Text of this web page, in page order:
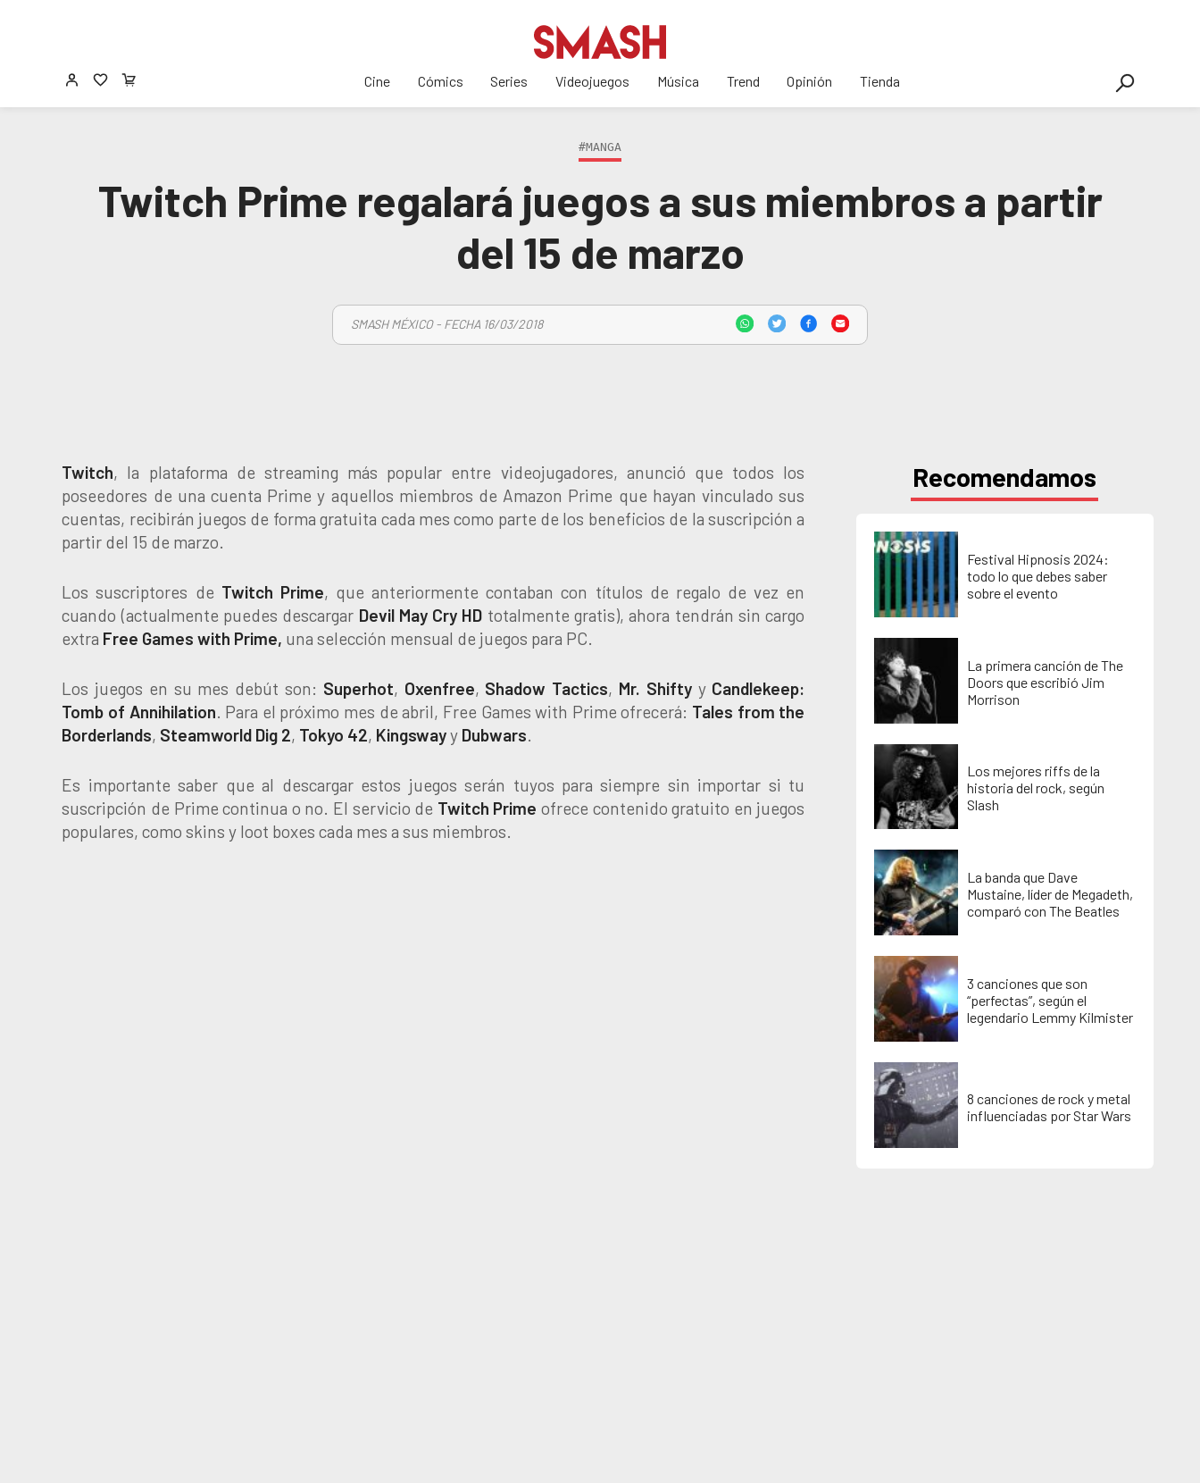
Cine Cómics Series Videojuegos Música Trend Opinión Tienda
#MANGA
Twitch Prime regalará juegos a sus miembros a partir
del 15 de marzo
SMASH MÉXICO - FECHA 16/03/2018
Twitch, la plataforma de streaming más popular entre videojugadores, anunció que todos los
poseedores de una cuenta Prime y aquellos miembros de Amazon Prime que hayan vinculado sus
cuentas, recibirán juegos de forma gratuita cada mes como parte de los beneficios de la suscripción a
partir del 15 de marzo.
Los suscriptores de Twitch Prime, que anteriormente contaban con títulos de regalo de vez en
cuando (actualmente puedes descargar Devil May Cry HD totalmente gratis), ahora tendrán sin cargo
extra Free Games with Prime, una selección mensual de juegos para PC.
Los juegos en su mes debút son: Superhot, Oxenfree, Shadow Tactics, Mr. Shiftyy Candlekeep:
Tomb of Annihilation. Para el próximo mes de abril, Free Games with Prime ofrecerá: Tales from the
Borderlands, Steamworld Dig 2, Tokyo 42, Kingswayy Dubwars.
Es importante saber que al descargar estos juegos serán tuyos para siempre sin importar si tu
suscripción de Prime continua o no. El servicio de Twitch Prime ofrece contenido gratuito en juegos
populares, como skins y loot boxes cada mes a sus miembros.
Recomendamos
Festival Hipnosis 2024:
todo lo que debes saber
sobre el evento
La primera canción de The
Doors que escribió Jim
Morrison
Los mejores riffs de la
historia del rock, según
Slash
La banda que Dave
Mustaine, líder de Megadeth,
comparó con The Beatles
3 canciones que son
“perfectas”, según el
legendario Lemmy Kilmister
8 canciones de rock y metal
influenciadas por Star Wars